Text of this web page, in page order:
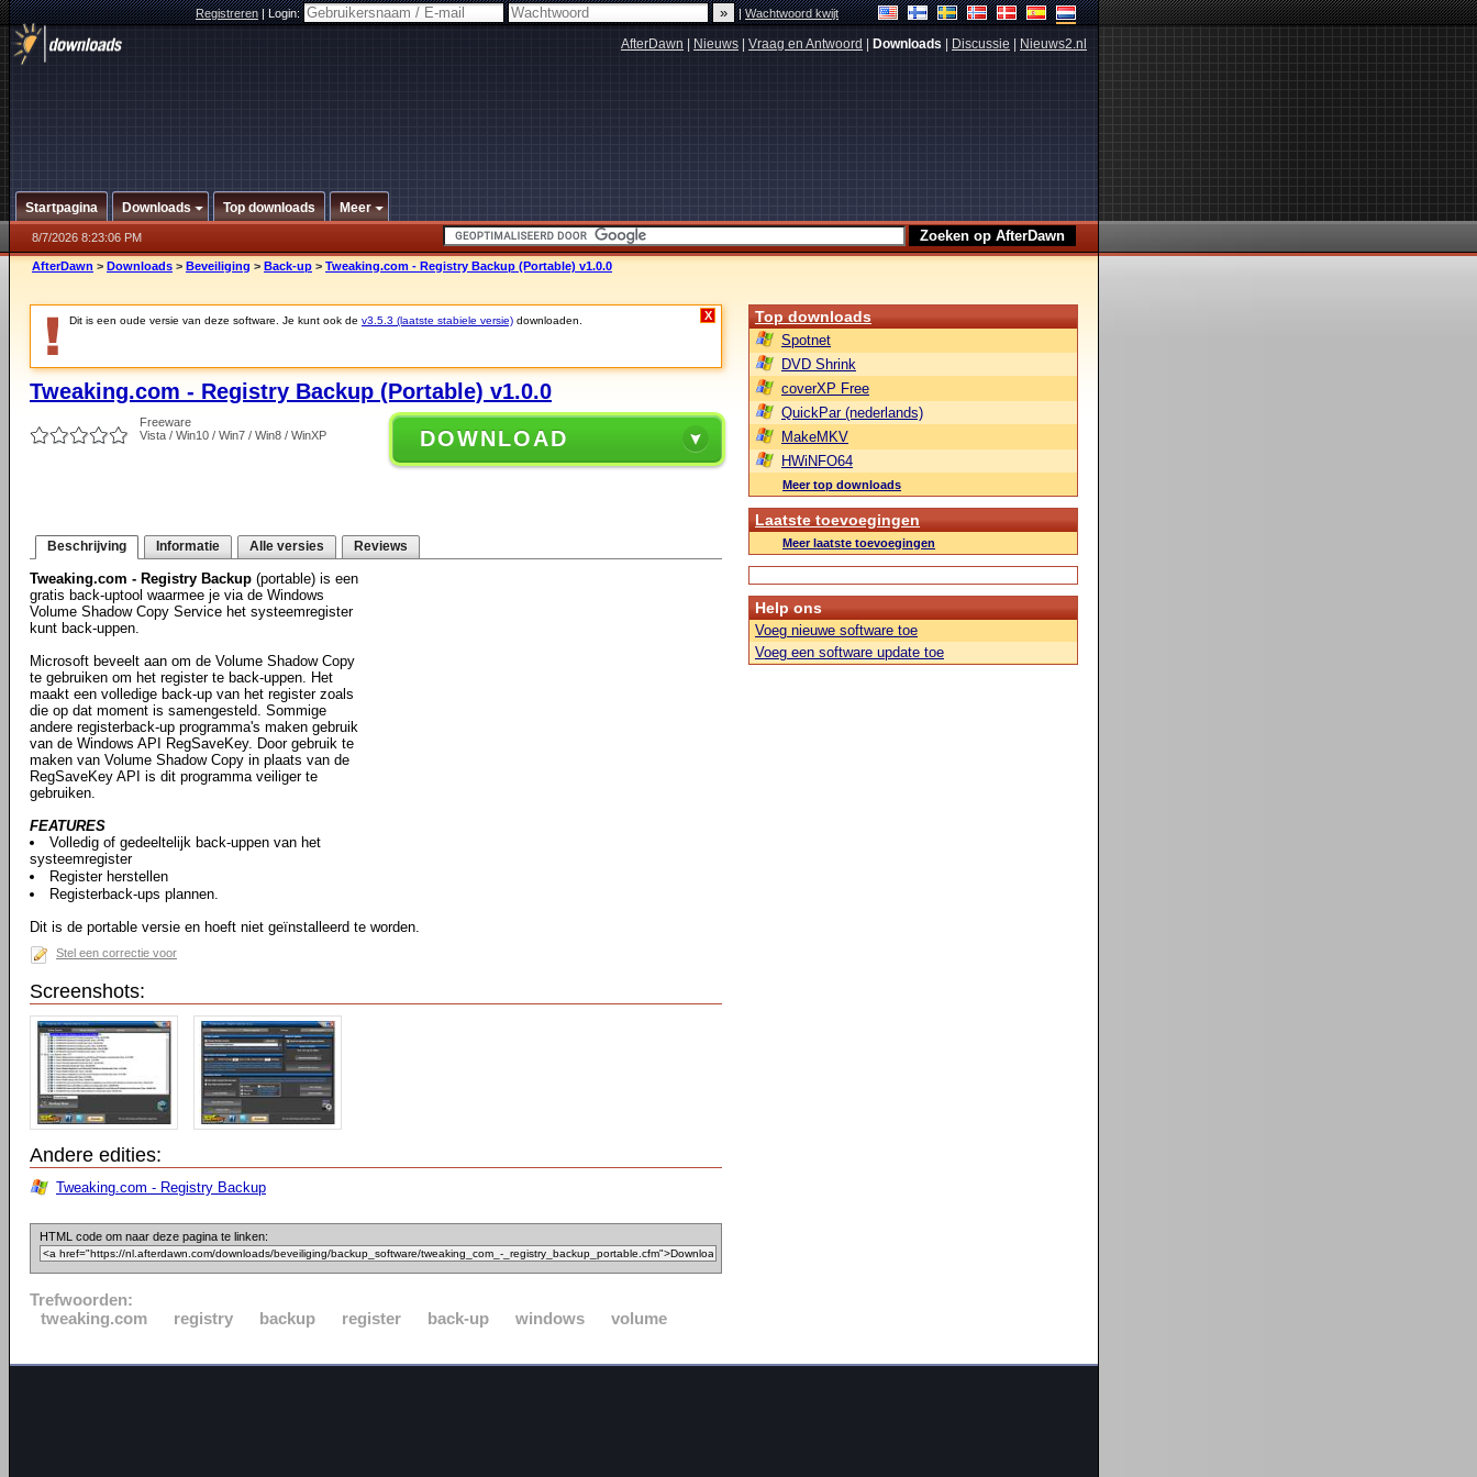
Registreren|Login: |Wachtwoord kwijt
AfterDawn Nieuws Vraag en Antwoord Downloads Discussie Nieuws2.nl
Startpagina Downloads Top downloads Meer
8/7/2026 8:23:06 PM
AfterDawn > Downloads > Beveiliging > Back-up > Tweaking.com - Registry Backup (Portable) v1.0.0
Dit is een oude versie van deze software. Je kunt ook de v3.5.3 (laatste stabiele versie) downloaden. X
Tweaking.com - Registry Backup (Portable) v1.0.0
Freeware
Vista / Win10 / Win7 / Win8 / WinXP
DOWNLOAD
Beschrijving Informatie Alle versies Reviews
Tweaking.com - Registry Backup (portable) is een
gratis back-uptool waarmee je via de Windows
Volume Shadow Copy Service het systeemregister
kunt back-uppen.
Microsoft beveelt aan om de Volume Shadow Copy
te gebruiken om het register te back-uppen. Het
maakt een volledige back-up van het register zoals
die op dat moment is samengesteld. Sommige
andere registerback-up programma's maken gebruik
van de Windows API RegSaveKey. Door gebruik te
maken van Volume Shadow Copy in plaats van de
RegSaveKey API is dit programma veiliger te
gebruiken.
FEATURES
Volledig of gedeeltelijk back-uppen van het
systeemregister
Register herstellen
Registerback-ups plannen.
Dit is de portable versie en hoeft niet geïnstalleerd te worden.
Stel een correctie voor
Screenshots:
Andere edities:
Tweaking.com - Registry Backup
HTML code om naar deze pagina te linken:
Trefwoorden:
tweaking.com
registry backup register back-up windows volume
Top downloads
Spotnet
DVD Shrink
coverXP Free
QuickPar (nederlands)
MakeMKV
HWiNFO64
Meer top downloads
Laatste toevoegingen
Meer laatste toevoegingen
Help ons
Voeg nieuwe software toe
Voeg een software update toe